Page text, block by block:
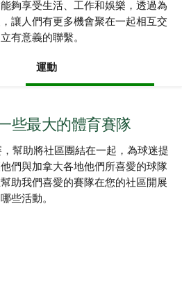
夠享受生活、工作和娛樂，透過為
讓人們有更多機會聚在一起相互交
有意義的聯繫。
運動
些最大的體育賽隊
，幫助將社區團結在一起，為球迷提
們與加拿大各地他們所喜愛的球隊
助我們喜愛的賽隊在您的社區開展
哪些活動。